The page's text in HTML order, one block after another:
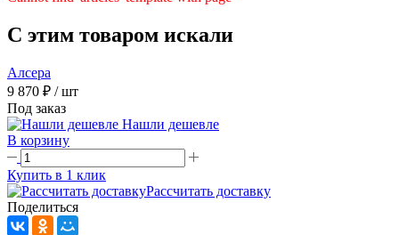
C этим товаром искали
Алсера
9 870 ₽ / шт
Под заказ
Нашли дешевле
В корзину
Купить в 1 клик
Рассчитать доставку
Поделиться